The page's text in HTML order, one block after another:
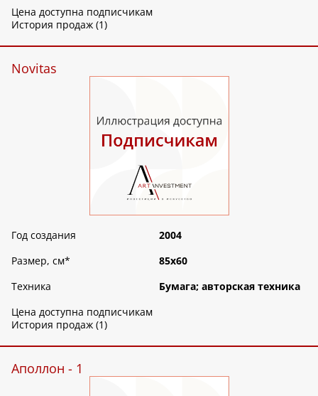
Цена доступна подписчикам
История продаж (1)
Novitas
Год создания
2004
Размер, см*
85х60
Техника
Бумага; авторская техника
Цена доступна подписчикам
История продаж (1)
Аполлон - 1